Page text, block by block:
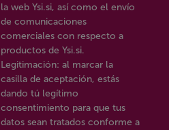
la web Ysi.si, así como el envío
de comunicaciones
comerciales con respecto a
productos de Ysi.si.
Legitimación: al marcar la
casilla de aceptación, estás
dando tú legítimo
consentimiento para que tus
datos sean tratados conforme a